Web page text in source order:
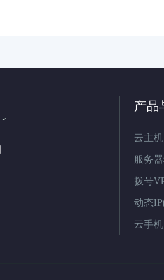
产品
云主机
服务
拨号
动态
云手机